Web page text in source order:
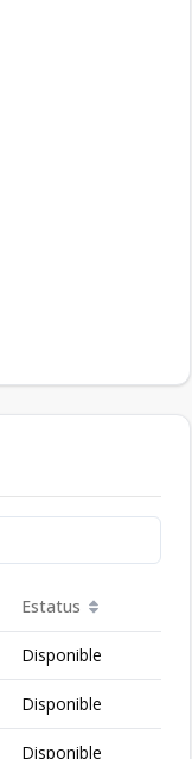
Estatus
Disponible
Disponible
Disponible